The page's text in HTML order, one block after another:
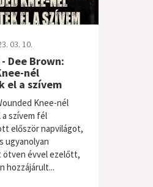
03. 10.
Dee Brown:
nél
el a szívem
Knee-nél
szívem fél
először napvilágot,
ugyanolyan
ötven évvel ezelőtt,
hozzájárult...